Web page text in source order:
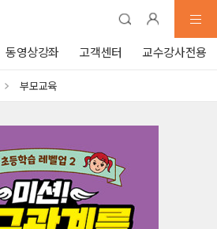
동영상강좌 고객센터 교수강사전용
부모교육